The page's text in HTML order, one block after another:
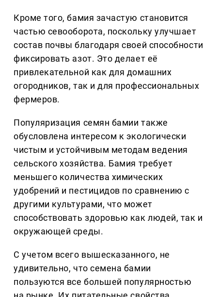
Кроме того, бамия зачастую становится
частью севооборота, поскольку улучшает
состав почвы благодаря своей способности
фиксировать азот. Это делает её
привлекательной как для домашних
огородников, так и для профессиональных
фермеров.
Популяризация семян бамии также
обусловлена интересом к экологически
чистым и устойчивым методам ведения
сельского хозяйства. Бамия требует
меньшего количества химических
удобрений и пестицидов по сравнению с
другими культурами, что может
способствовать здоровью как людей, так и
окружающей среды.
С учетом всего вышесказанного, не
удивительно, что семена бамии
пользуются все большей популярностью